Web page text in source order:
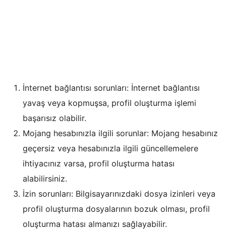
İnternet bağlantısı sorunları: İnternet bağlantısı
yavaş veya kopmuşsa, profil oluşturma işlemi
başarısız olabilir.
Mojang hesabınızla ilgili sorunlar: Mojang hesabınız
geçersiz veya hesabınızla ilgili güncellemelere
ihtiyacınız varsa, profil oluşturma hatası
alabilirsiniz.
İzin sorunları: Bilgisayarınızdaki dosya izinleri veya
profil oluşturma dosyalarının bozuk olması, profil
oluşturma hatası almanızı sağlayabilir.